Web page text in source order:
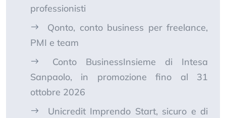
professionisti
Qonto, conto business per freelance,
PMI e team
Conto BusinessInsieme di Intesa
Sanpaolo, in promozione fino al 31
ottobre 2026
Unicredit Imprendo Start, sicuro e di